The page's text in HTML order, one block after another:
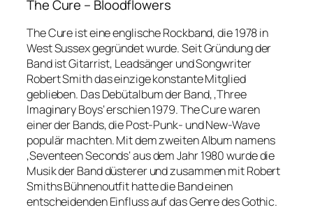
The Cure – Bloodflowers
The Cure ist eine englische Rockband, die 1978 in
West Sussex gegründet wurde. Seit Gründung der
Band ist Gitarrist, Leadsänger und Songwriter
Robert Smith das einzige konstante Mitglied
geblieben. Das Debütalbum der Band, ‚Three
Imaginary Boys‘ erschien 1979. The Cure waren
einer der Bands, die Post-Punk- und New-Wave
populär machten. Mit dem zweiten Album namens
‚Seventeen Seconds‘ aus dem Jahr 1980 wurde die
Musik der Band düsterer und zusammen mit Robert
Smiths Bühnenoutfit hatte die Band einen
entscheidenden Einfluss auf das Genre des Gothic.